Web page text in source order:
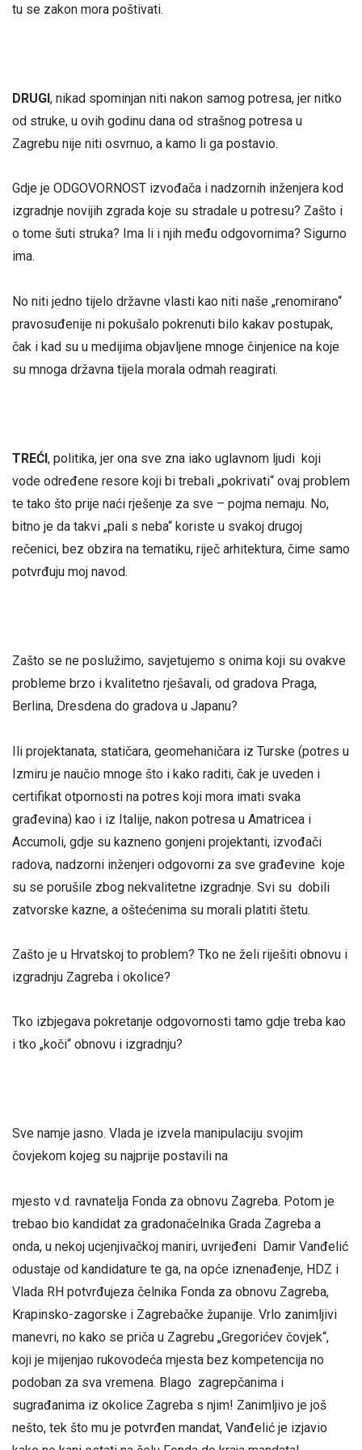
tu se zakon mora poštivati.
DRUGI , nikad spominjan niti nakon samog potresa, jer nitko
od struke, u ovih godinu dana od strašnog potresa u
Zagrebu nije niti osvrnuo, a kamo li ga postavio.
Gdje je ODGOVORNOST izvođača i nadzornih inženjera kod
izgradnje novijih zgrada koje su stradale u potresu? Zašto i
o tome šuti struka? Ima li i njih među odgovornima? Sigurno
ima.
No niti jedno tijelo državne vlasti kao niti naše „renomirano“
pravosuđenije ni pokušalo pokrenuti bilo kakav postupak,
čak i kad su u medijima objavljene mnoge činjenice na koje
su mnoga državna tijela morala odmah reagirati.
TREĆI, politika, jer ona sve zna iako uglavnom ljudi koji
vode određene resore koji bi trebali „pokrivati“ ovaj problem
te tako što prije naći rješenje za sve – pojma nemaju. No,
bitno je da takvi „pali s neba“ koriste u svakoj drugoj
rečenici, bez obzira na tematiku, riječ arhitektura, čime samo
potvrđuju moj navod.
Zašto se ne poslužimo, savjetujemo s onima koji su ovakve
probleme brzo i kvalitetno rješavali, od gradova Praga,
Berlina, Dresdena do gradova u Japanu?
Ili projektanata, statičara, geomehaničara iz Turske (potres u
Izmiru je naučio mnoge što i kako raditi, čak je uveden i
certifikat otpornosti na potres koji mora imati svaka
građevina) kao i iz Italije, nakon potresa u Amatricea i
Accumoli, gdje su kazneno gonjeni projektanti, izvođači
radova, nadzorni inženjeri odgovorni za sve građevine koje
su se porušile zbog nekvalitetne izgradnje. Svi su dobili
zatvorske kazne, a oštećenima su morali platiti štetu.
Zašto je u Hrvatskoj to problem? Tko ne želi riješiti obnovu i
izgradnju Zagreba i okolice?
Tko izbjegava pokretanje odgovornosti tamo gdje treba kao
i tko „koči“ obnovu i izgradnju?
Sve namje jasno. Vlada je izvela manipulaciju svojim
čovjekom kojeg su najprije postavili na
mjesto v.d. ravnatelja Fonda za obnovu Zagreba. Potom je
trebao bio kandidat za gradonačelnika Grada Zagreba a
onda, u nekoj ucjenjivačkoj maniri, uvrijeđeni Damir Vanđelić
odustaje od kandidature te ga, na opće iznenađenje, HDZ i
Vlada RH potvrđujeza čelnika Fonda za obnovu Zagreba,
Krapinsko-zagorske i Zagrebačke županije. Vrlo zanimljivi
manevri, no kako se priča u Zagrebu „Gregorićev čovjek“,
koji je mijenjao rukovodeća mjesta bez kompetencija no
podoban za sva vremena. Blago zagrepčanima i
sugrađanima iz okolice Zagreba s njim! Zanimljivo je još
nešto, tek što mu je potvrđen mandat, Vanđelić je izjavio